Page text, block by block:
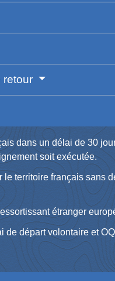
retour
dans un délai de 30
soit exécutée.
territoire français sans
étranger
de départ volontaire et